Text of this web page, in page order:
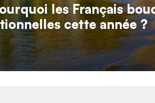
les Français
cette année ?